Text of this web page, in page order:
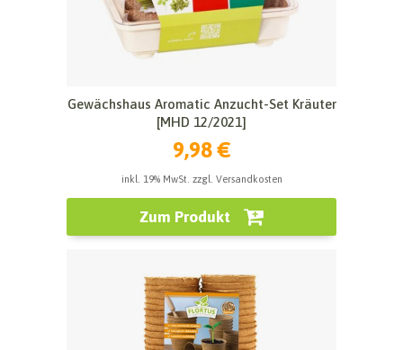
Gewächshaus Aromatic Anzucht-Set Kräuter
[MHD 12/2021]
9,98 €
inkl. 19% MwSt. zzgl. Versandkosten
Zum Produkt